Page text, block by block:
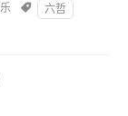

六哲